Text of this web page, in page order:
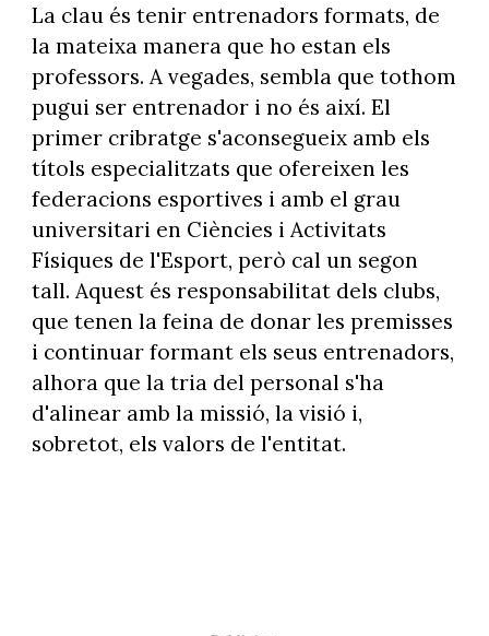
La clau és tenir entrenadors formats, de
la mateixa manera que ho estan els
professors. A vegades, sembla que tothom
pugui ser entrenador i no és així. El
primer cribratge s'aconsegueix amb els
títols especialitzats que ofereixen les
federacions esportives i amb el grau
universitari en Ciències i Activitats
Físiques de l'Esport, però cal un segon
tall. Aquest és responsabilitat dels clubs,
que tenen la feina de donar les premisses
i continuar formant els seus entrenadors,
alhora que la tria del personal s'ha
d'alinear amb la missió, la visió i,
sobretot, els valors de l'entitat.